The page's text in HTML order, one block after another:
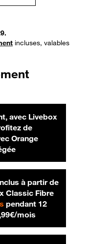
incluses, valables
avec Livebox
de
par mois
Orange
à partir de
Classic Fibre
29,99 € par mois
pendant 12
mois42,99 € par